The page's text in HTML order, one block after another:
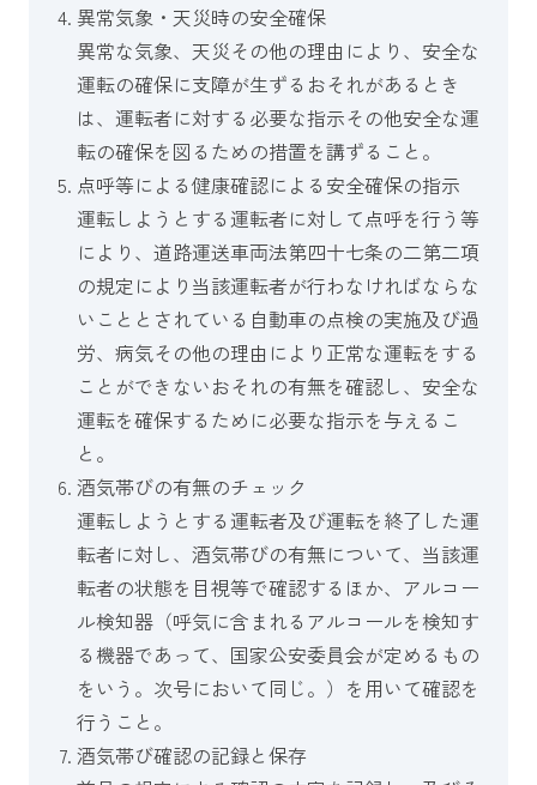
異常気象・天災時の安全確保
異常な気象、天災その他の理由により、安全な
運転の確保に支障が生ずるおそれがあるとき
は、運転者に対する必要な指示その他安全な運
転の確保を図るための措置を講ずること。
点呼等による健康確認による安全確保の指示
運転しようとする運転者に対して点呼を行う等
により、道路運送車両法第四十七条の二第二項
の規定により当該運転者が行わなければならな
いこととされている自動車の点検の実施及び過
労、病気その他の理由により正常な運転をする
ことができないおそれの有無を確認し、安全な
運転を確保するために必要な指示を与えるこ
と。
酒気帯びの有無のチェック
運転しようとする運転者及び運転を終了した運
転者に対し、酒気帯びの有無について、当該運
転者の状態を目視等で確認するほか、アルコー
ル検知器（呼気に含まれるアルコールを検知す
る機器であって、国家公安委員会が定めるもの
をいう。次号において同じ。）を用いて確認を
行うこと。
酒気帯び確認の記録と保存